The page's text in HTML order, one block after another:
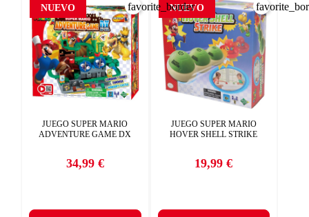
JUEGO SUPER MARIO
ADVENTURE GAME DX
Precio
34,99 €
NUEVO favorite_border
JUEGO SUPER MARIO
HOVER SHELL STRIKE
Precio
19,99 €
NUEVO